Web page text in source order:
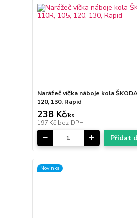
Narážeč víčka náboje kola
120, 130, Rapid
238 Kč/ks
197 Kč bez DPH
Přidat
Novinka